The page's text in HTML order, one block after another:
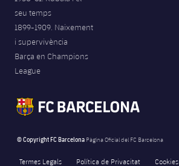
seu temps
1899-1909. Naixement
i supervivència
Barça en Champions
League
© Copyright FC Barcelona Pàgina Oficial del FC Barcelona
Termes Legals Política de Privacitat Cookies